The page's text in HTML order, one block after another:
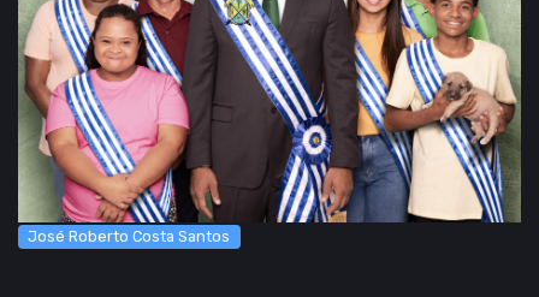
José Roberto Costa Santos